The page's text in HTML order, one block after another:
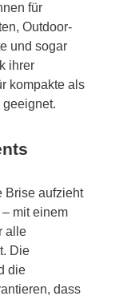
für
Outdoor-
und sogar
ihrer
kompakte als
Brise aufzieht
mit einem
alle
Die
die
dass